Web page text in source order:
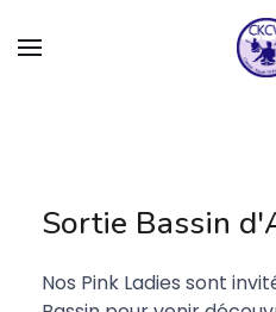
Sortie Bassin
Nos Pink Ladies sont